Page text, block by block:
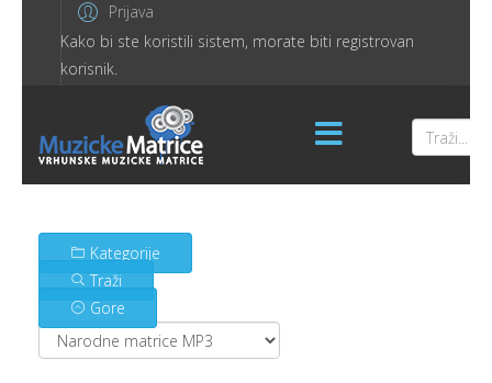
Prijava
Kako bi ste koristili sistem, morate biti registrovan
korisnik.
Kategorije
Traži
Gore